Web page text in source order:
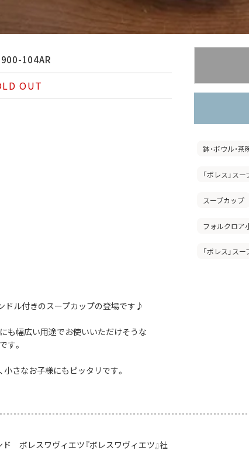
104AR
OUT
鉢・ボウル・茶
「ボレス」ス
スープカップ
フォルクロア
「ボレス」ス
ンドル付きのスープカップの登場です♪
も幅広い用途でお使いいただけそうな
す。
小さなお子様にもピッタリです。
ボレスワヴィエツ『ボレスワヴィエツ』社